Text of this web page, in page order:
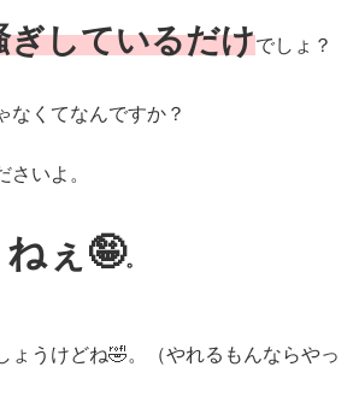
ぎしているだけでしょ？
なくてなんですか？
さいよ。
ねぇ🤪。
ょうけどね🤣。（やれるもんならやっ